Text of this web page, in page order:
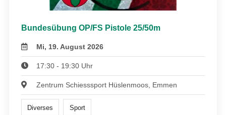
Bundesübung OP/FS Pistole 25/50m
Mi, 19. August 2026
17:30 - 19:30 Uhr
Zentrum Schiesssport Hüslenmoos, Emmen
Diverses Sport